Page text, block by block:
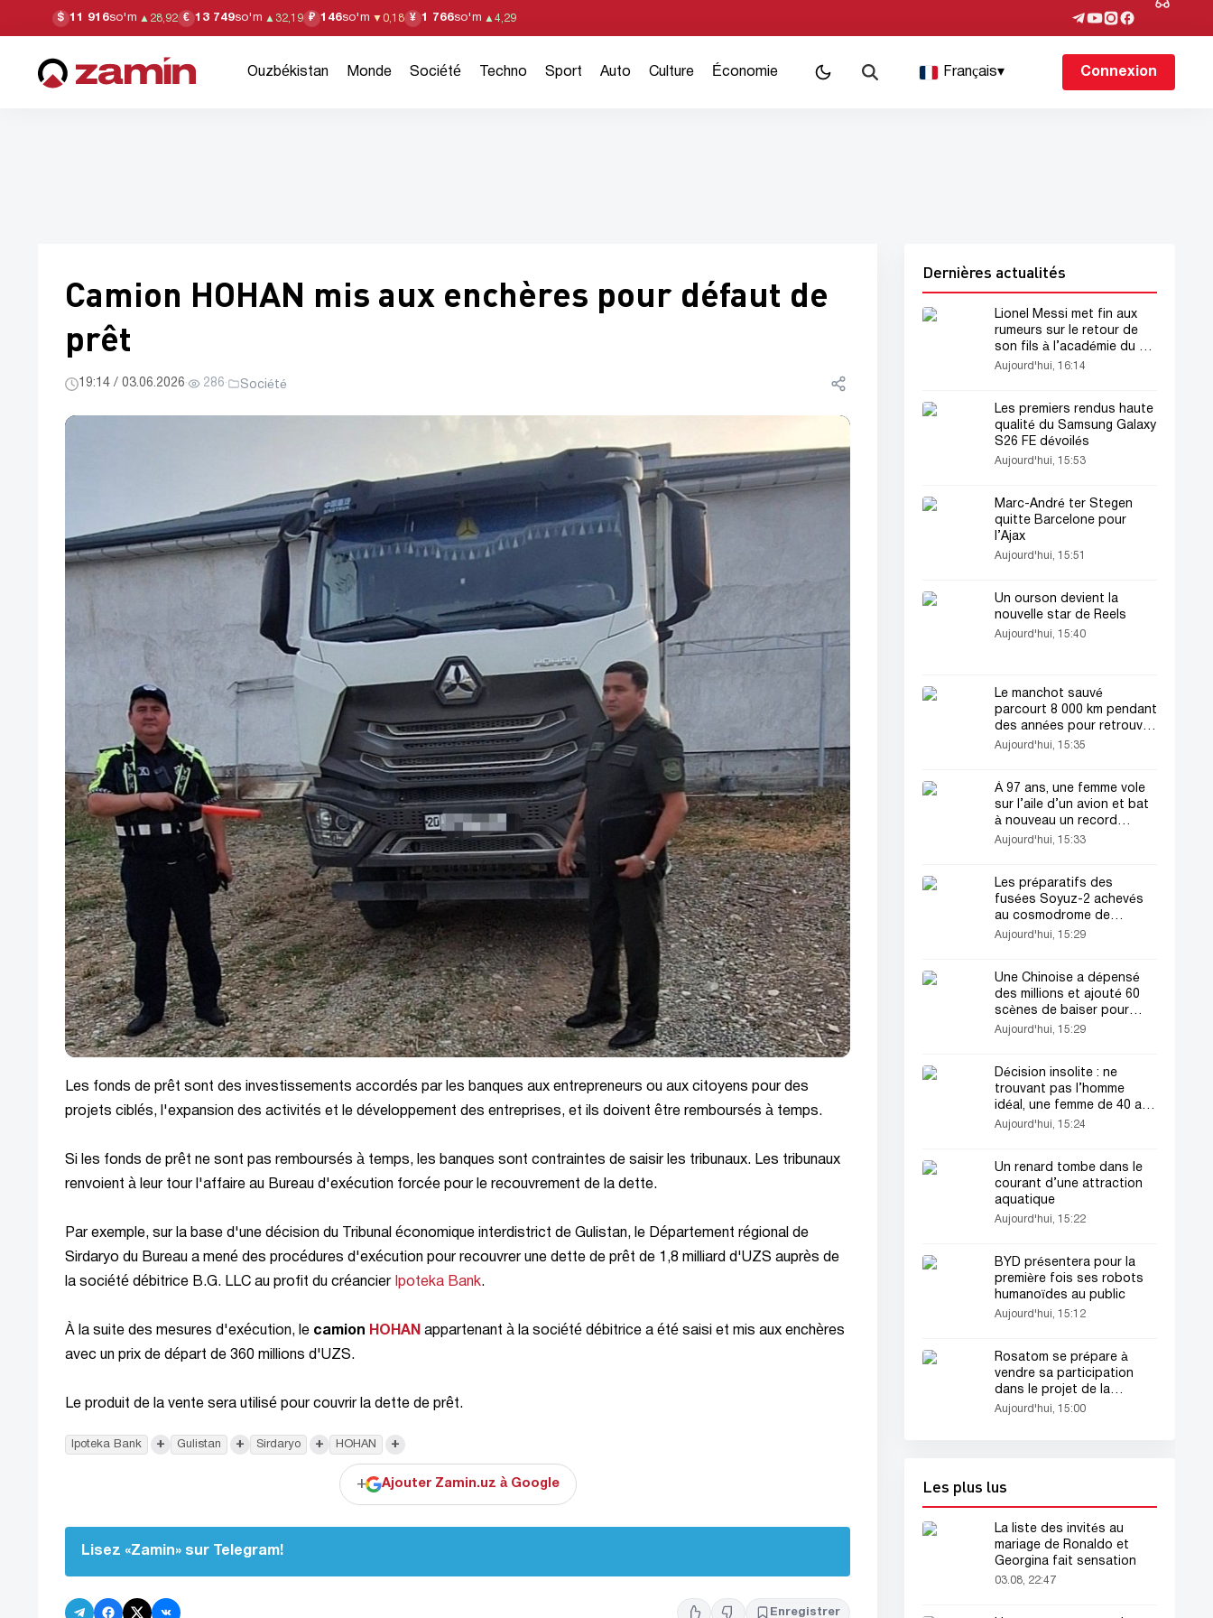
$ 11 916so'm ▲ 28,92 € 13 749so'm ▲ 32,19 ₽ 146so'm ▼ 0,18 ¥ 1 766so'm ▲ 4,29
Ouzbékistan Monde Société Techno Sport Auto Culture Économie Français▾ Connexion
Camion HOHAN mis aux enchères pour défaut de
prêt
19:14 / 03.06.2026· 286· Société
Les fonds de prêt sont des investissements accordés par les banques aux entrepreneurs ou aux citoyens pour des
projets ciblés, l'expansion des activités et le développement des entreprises, et ils doivent être remboursés à temps.
Si les fonds de prêt ne sont pas remboursés à temps, les banques sont contraintes de saisir les tribunaux. Les tribunaux
renvoient à leur tour l'affaire au Bureau d'exécution forcée pour le recouvrement de la dette.
Par exemple, sur la base d'une décision du Tribunal économique interdistrict de Gulistan, le Département régional de
Sirdaryo du Bureau a mené des procédures d'exécution pour recouvrer une dette de prêt de 1,8 milliard d'UZS auprès de
la société débitrice B.G. LLC au profit du créancier
Ipoteka Bank.
À la suite des mesures d'exécution, le camion HOHAN appartenant à la société débitrice a été saisi et mis aux enchères
avec un prix de départ de 360 millions d'UZS.
Le produit de la vente sera utilisé pour couvrir la dette de prêt.
Ipoteka Bank + Gulistan + Sirdaryo + HOHAN +
+ Ajouter Zamin.uz à Google
Lisez «Zamin» sur Telegram!
Enregistrer
Dernières actualités
Lionel Messi met fin aux
rumeurs sur le retour de
son fils à l’académie du FC
Barcelone
Aujourd'hui, 16:14
Les premiers rendus haute
qualité du Samsung Galaxy
S26 FE dévoilés
Aujourd'hui, 15:53
Marc-André ter Stegen
quitte Barcelone pour
l’Ajax
Aujourd'hui, 15:51
Un ourson devient la
nouvelle star de Reels
Aujourd'hui, 15:40
Le manchot sauvé
parcourt 8 000 km pendant
des années pour retrouver
son sauveteur
Aujourd'hui, 15:35
À 97 ans, une femme vole
sur l’aile d’un avion et bat
à nouveau un record
Guinness
Aujourd'hui, 15:33
Les préparatifs des
fusées Soyuz-2 achevés
au cosmodrome de
Vostochniy
Aujourd'hui, 15:29
Une Chinoise a dépensé
des millions et ajouté 60
scènes de baiser pour
jouer avec son acteur
Aujourd'hui, 15:29
Décision insolite : ne
trouvant pas l’homme
idéal, une femme de 40 ans
s’est épousée elle-même
Aujourd'hui, 15:24
Un renard tombe dans le
courant d’une attraction
aquatique
Aujourd'hui, 15:22
BYD présentera pour la
première fois ses robots
humanoïdes au public
Aujourd'hui, 15:12
Rosatom se prépare à
vendre sa participation
dans le projet de la
centrale nucléaire d’Akkuyu
Aujourd'hui, 15:00
Les plus lus
La liste des invités au
mariage de Ronaldo et
Georgina fait sensation
03.08, 22:47